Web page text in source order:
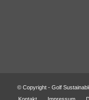
© Copyright - Golf